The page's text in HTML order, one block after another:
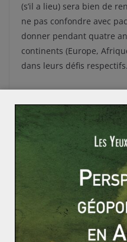
(s’il a lieu) sera bien de
ne pas confondre avec
donner pendant quatre
continents (Europe,
dans leurs défis respectifs.
Le prix Nobel de la paix
eur d’encouragement ?
Quelle politique